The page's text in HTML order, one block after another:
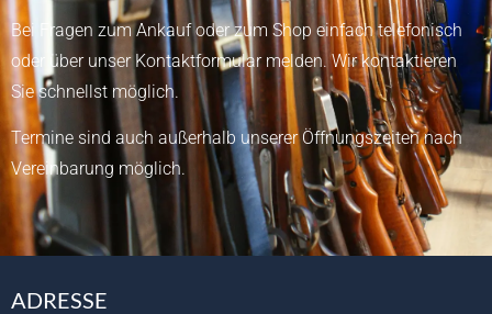
Bei Fragen zum Ankauf oder zum Shop einfach telefonisch
oder über unser Kontaktformularmelden.Wir kontaktieren
Sie schnellst möglich.
Termine sind auch außerhalb unserer Öffnungszeiten nach
Vereinbarung möglich.
ADRESSE